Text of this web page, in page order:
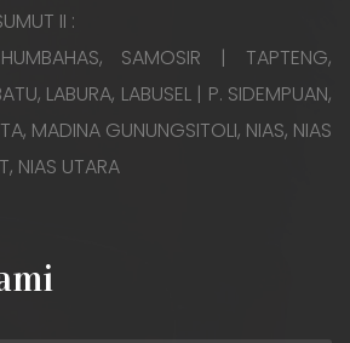
II :
SAMOSIR | TAPTENG,
LABURA, LABUSEL | P. SIDEMPUAN,
MADINA GUNUNGSITOLI, NIAS, NIAS
NIAS UTARA